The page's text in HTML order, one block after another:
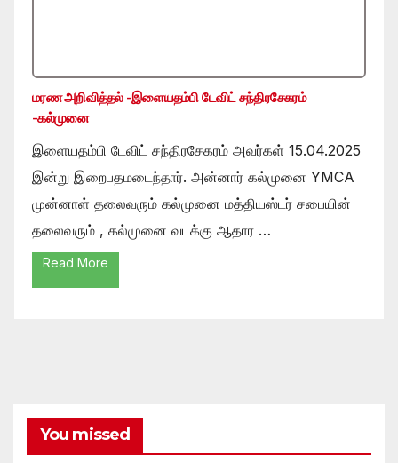
மரண அறிவித்தல் -இளையதம்பி டேவிட் சந்திரசேகரம்
-கல்முனை
இளையதம்பி டேவிட் சந்திரசேகரம் அவர்கள் 15.04.2025
இன்று இறைபதமடைந்தார். அன்னார் கல்முனை YMCA
முன்னாள் தலைவரும் கல்முனை மத்தியஸ்டர் சபையின்
தலைவரும் , கல்முனை வடக்கு ஆதார …
Read More
You missed